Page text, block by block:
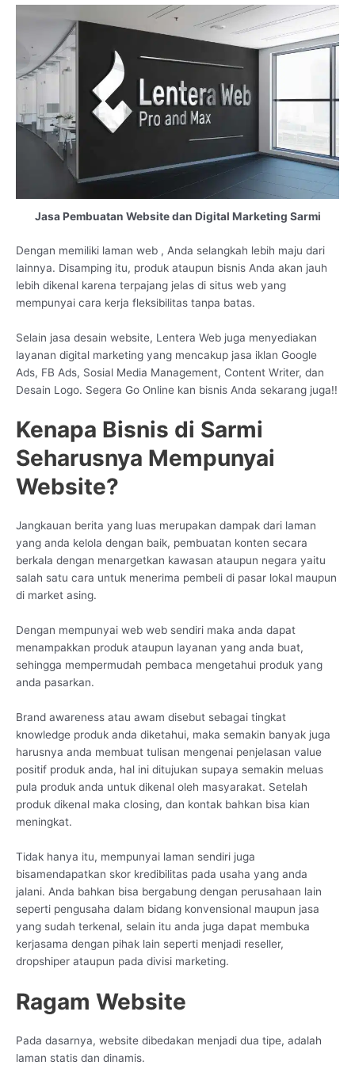
Jasa Pembuatan Website dan Digital Marketing Sarmi
Dengan memiliki laman web , Anda selangkah lebih maju dari
lainnya. Disamping itu, produk ataupun bisnis Anda akan jauh
lebih dikenal karena terpajang jelas di situs web yang
mempunyai cara kerja fleksibilitas tanpa batas.
Selain jasa desain website, Lentera Web juga menyediakan
layanan digital marketing yang mencakup jasa iklan Google
Ads, FB Ads, Sosial Media Management, Content Writer, dan
Desain Logo. Segera Go Online kan bisnis Anda sekarang juga!!
Kenapa Bisnis di Sarmi
Seharusnya Mempunyai
Website?
Jangkauan berita yang luas merupakan dampak dari laman
yang anda kelola dengan baik, pembuatan konten secara
berkala dengan menargetkan kawasan ataupun negara yaitu
salah satu cara untuk menerima pembeli di pasar lokal maupun
di market asing.
Dengan mempunyai web web sendiri maka anda dapat
menampakkan produk ataupun layanan yang anda buat,
sehingga mempermudah pembaca mengetahui produk yang
anda pasarkan.
Brand awareness atau awam disebut sebagai tingkat
knowledge produk anda diketahui, maka semakin banyak juga
harusnya anda membuat tulisan mengenai penjelasan value
positif produk anda, hal ini ditujukan supaya semakin meluas
pula produk anda untuk dikenal oleh masyarakat. Setelah
produk dikenal maka closing, dan kontak bahkan bisa kian
meningkat.
Tidak hanya itu, mempunyai laman sendiri juga
bisamendapatkan skor kredibilitas pada usaha yang anda
jalani. Anda bahkan bisa bergabung dengan perusahaan lain
seperti pengusaha dalam bidang konvensional maupun jasa
yang sudah terkenal, selain itu anda juga dapat membuka
kerjasama dengan pihak lain seperti menjadi reseller,
dropshiper ataupun pada divisi marketing.
Ragam Website
Pada dasarnya, website dibedakan menjadi dua tipe, adalah
laman statis dan dinamis.